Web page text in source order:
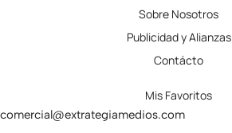
Sobre Nosotros
Publicidad y Alianzas
Contácto
Mis Favoritos
comercial@extrategiamedios.com